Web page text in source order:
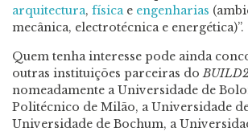
arquitectura, físicae engenharias
mecânica, electrotécnica e energética)”.
Quem tenha interesse pode ainda
outras instituições parceiras do
nomeadamente a Universidade de
Politécnico de Milão, a Universidade
Universidade de Bochum, a